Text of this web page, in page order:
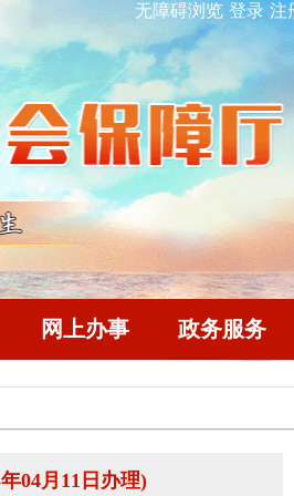
无障碍浏览 登录 注
网上办事 政务服务
04月11日办理)